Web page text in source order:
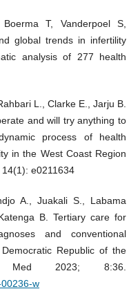
T, Vanderpoel S,
global trends in infertility
analysis of 277 health
L., Clarke E., Jarju B.
and will try anything to
process of health
in the West Coast Region
e0211634
A., Juakali S., Labama
B. Tertiary care for
and conventional
Republic of the
Med 2023; 8:36.